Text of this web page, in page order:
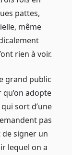
pattes,
même
rien à voir.
grand public
adopte
sort d’une
pas
de signer un
lequel on a